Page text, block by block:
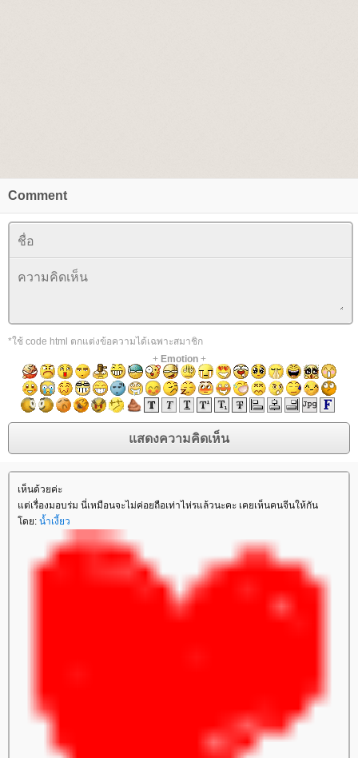
Comment
*ใช้ code html ตกแต่งข้อความได้เฉพาะสมาชิก
+ Emotion+
เห็นด้วยค่ะ
ต่เรื่องมอบร่ม นี่เหมือนจะไม่ค่อยถือเท่าไห่รแล้วนะคะ เคยเห็นคนจีนให้กัน
ดย: น้ำเงี้ยว